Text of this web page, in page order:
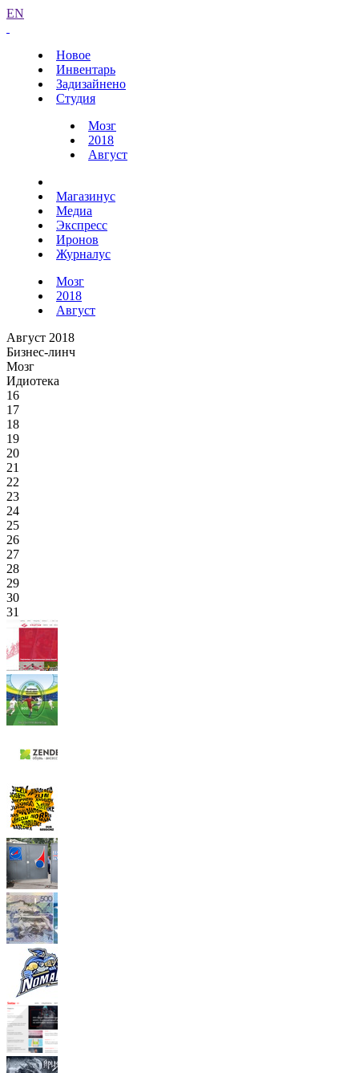
EN
Новое
Инвентарь
Задизайнено
Студия
Мозг
2018
Август
Магазинус
Медиа
Экспресс
Иронов
Журналус
Мозг
2018
Август
Август 2018
Бизнес-линч
Мозг
Идиотека
16
17
18
19
20
21
22
23
24
25
26
27
28
29
30
31